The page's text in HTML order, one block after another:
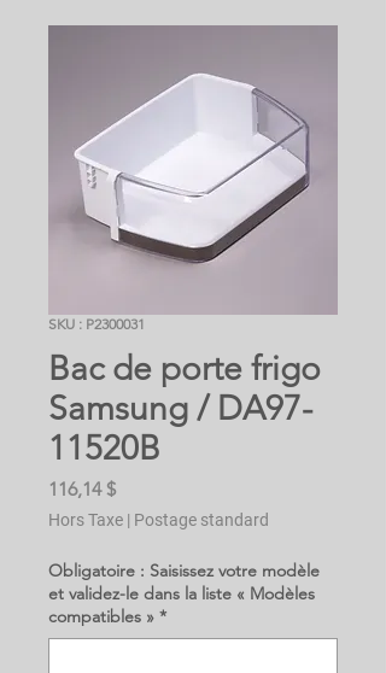
SKU : P2300031
Bac de porte frigo
Samsung / DA97-
11520B
116,14 $Prix
Hors Taxe | Postage standard
Obligatoire : Saisissez votre modèle
et validez-le dans la liste « Modèles
compatibles » *